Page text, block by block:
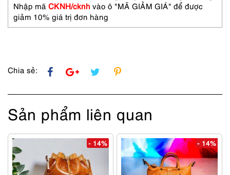
Nhập mã CKNH/cknh vào ô "MÃ GIẢM GIÁ" để được
giảm 10% giá trị đơn hàng
Chia sẻ:
Sản phẩm liên quan
- 14% - 14%